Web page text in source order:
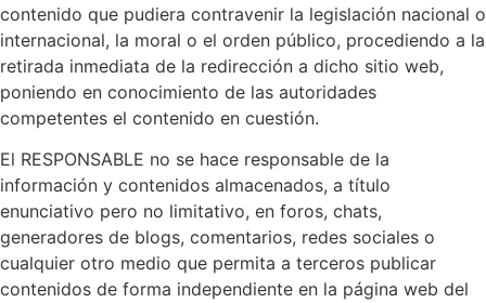
contenido que pudiera contravenir la legislación nacional o
internacional, la moral o el orden público, procediendo a la
retirada inmediata de la redirección a dicho sitio web,
poniendo en conocimiento de las autoridades
competentes el contenido en cuestión.
El RESPONSABLE no se hace responsable de la
información y contenidos almacenados, a título
enunciativo pero no limitativo, en foros, chats,
generadores de blogs, comentarios, redes sociales o
cualquier otro medio que permita a terceros publicar
contenidos de forma independiente en la página web del